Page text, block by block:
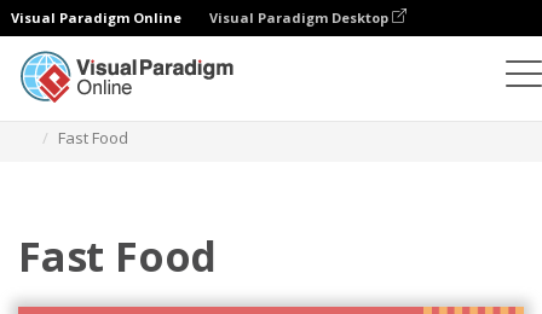
Visual Paradigm Online Visual Paradigm Desktop
Fast Food
Fast Food